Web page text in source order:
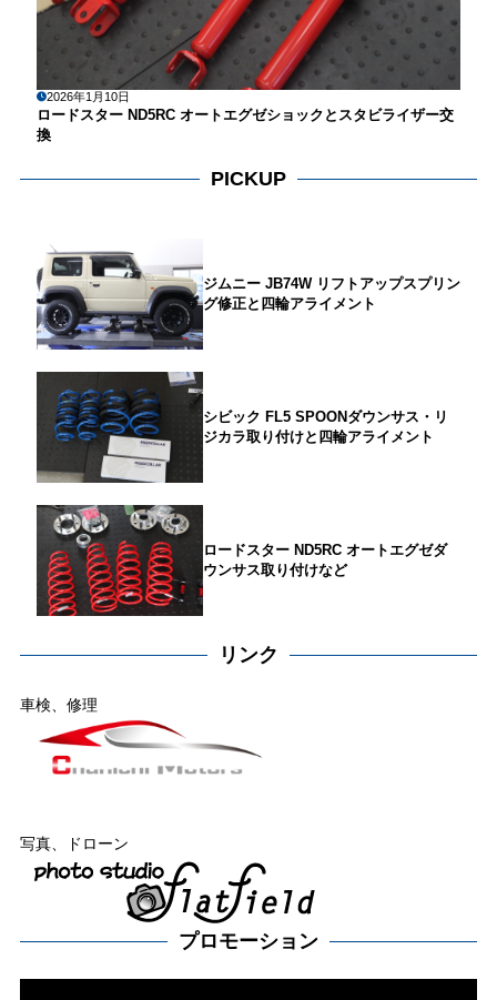
2026年1月10日
ロードスター ND5RC オートエグゼショックとスタビライザー交
換
PICKUP
ジムニー JB74W リフトアップスプリン
グ修正と四輪アライメント
シビック FL5 SPOONダウンサス・リ
ジカラ取り付けと四輪アライメント
ロードスター ND5RC オートエグゼダ
ウンサス取り付けなど
リンク
車検、修理
写真、ドローン
プロモーション